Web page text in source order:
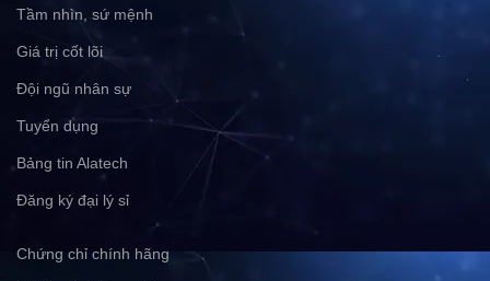
Tầm nhìn, sứ mệnh
Giá trị cốt lõi
Đội ngũ nhân sự
Tuyển dụng
Bảng tin Alatech
Đăng ký đại lý sỉ
Chứng chỉ chính hãng